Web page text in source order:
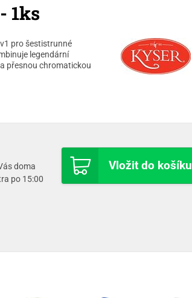
1ks
pro šestistrunné
legendární
přesnou chromatickou
Vložit do košíku
doma
po 15:00